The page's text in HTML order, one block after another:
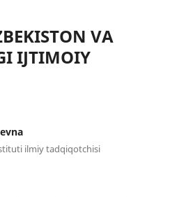
VA
IJTIMOIY
ilmiy tadqiqotchisi